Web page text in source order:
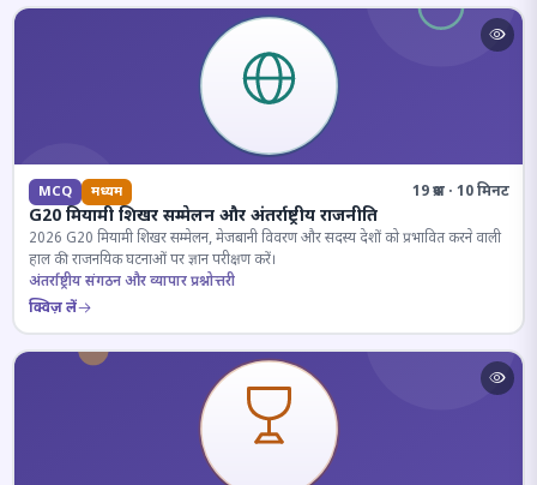
MCQ मध्यम 19 प्रश्न · 10 मिनट
G20 मियामी शिखर सम्मेलन और अंतर्राष्ट्रीय राजनीति
2026 G20 मियामी शिखर सम्मेलन, मेजबानी विवरण और सदस्य देशों को प्रभावित करने वाली
हाल की राजनयिक घटनाओं पर ज्ञान परीक्षण करें।
अंतर्राष्ट्रीय संगठन और व्यापार प्रश्नोत्तरी
क्विज़ लें